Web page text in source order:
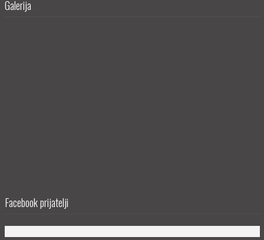
Galerija
Facebook prijatelji